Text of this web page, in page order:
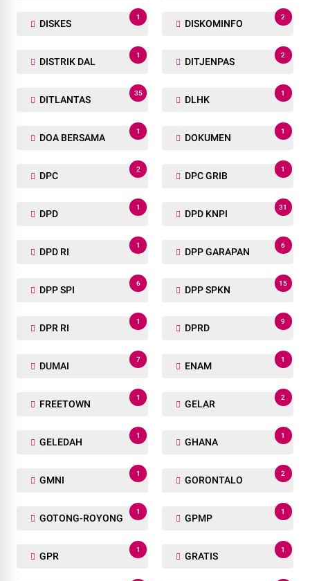
DISKES
1
DISKOMINFO
2
DISTRIK DAL
1
DITJENPAS
2
DITLANTAS
35
DLHK
1
DOA BERSAMA
1
DOKUMEN
1
DPC
2
DPC GRIB
1
DPD
1
DPD KNPI
31
DPD RI
1
DPP GARAPAN
6
DPP SPI
6
DPP SPKN
15
DPR RI
1
DPRD
9
DUMAI
7
ENAM
1
FREETOWN
1
GELAR
2
GELEDAH
1
GHANA
1
GMNI
1
GORONTALO
2
GOTONG-ROYONG
1
GPMP
1
GPR
1
GRATIS
1